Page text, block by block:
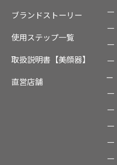
ブランドストーリー
使用ステップ一覧
取扱説明書【美顔器】
直営店舗
ー